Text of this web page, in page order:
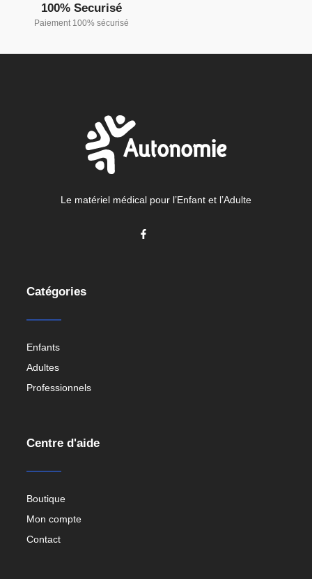
100% Securisé
Paiement 100% sécurisé
Le matériel médical pour l’Enfant et l’Adulte
Catégories
Enfants
Adultes
Professionnels
Centre d'aide
Boutique
Mon compte
Contact